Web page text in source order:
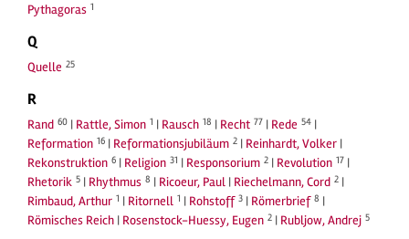
Pythagoras 1
Q
Quelle 25
R
Rand 60 | Rattle, Simon 1 | Rausch 18 | Recht 77 | Rede 54 |
Reformation 16 | Reformationsjubiläum 2 | Reinhardt, Volker |
Rekonstruktion 6 | Religion 31 | Responsorium 2 | Revolution 17 |
Rhetorik 5 | Rhythmus 8 | Ricoeur, Paul | Riechelmann, Cord 2 |
Rimbaud, Arthur 1 | Ritornell 1 | Rohstoff 3 | Römerbrief 8 |
Römisches Reich | Rosenstock-Huessy, Eugen 2 | Rubljow, Andrej 5